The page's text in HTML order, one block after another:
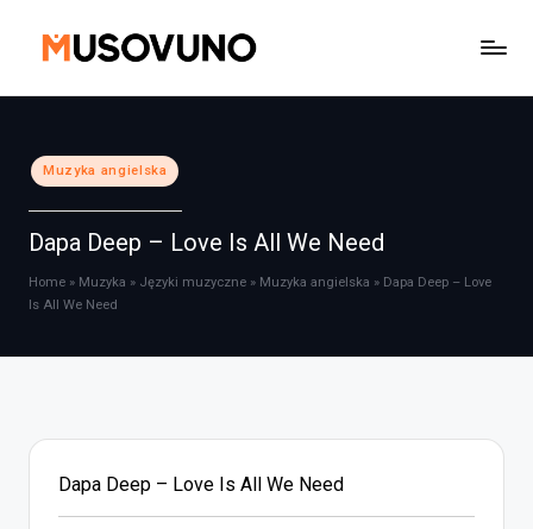
Posted
in
Muzyka angielska
Dapa Deep – Love Is All We Need
Home » Muzyka » Języki muzyczne » Muzyka angielska » Dapa Deep – Love
Is All We Need
Dapa Deep – Love Is All We Need